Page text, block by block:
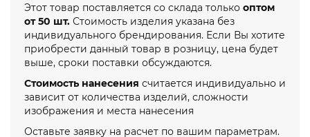
Этот товар поставляется со склада только оптом
от 50 шт. Стоимость изделия указана без
индивидуального брендирования. Если Вы хотите
приобрести данный товар в розницу, цена будет
выше, сроки поставки обсуждаются.
Стоимость нанесения считается индивидуально и
зависит от количества изделий, сложности
изображения и места нанесения
Оставьте заявку на расчет по вашим параметрам.